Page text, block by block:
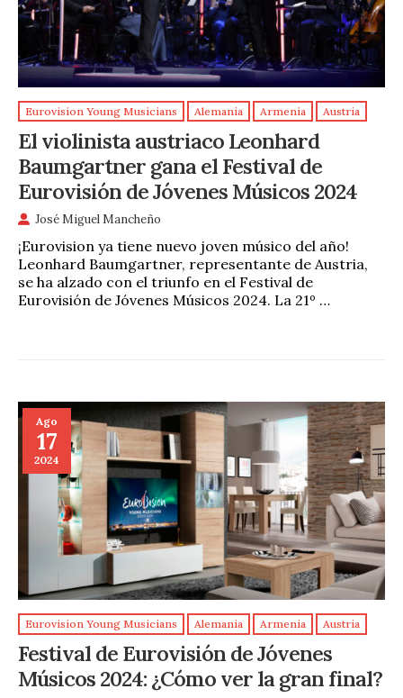
Eurovision Young Musicians Alemania Armenia Austria
El violinista austriaco Leonhard
Baumgartner gana el Festival de
Eurovisión de Jóvenes Músicos 2024
José Miguel Mancheño
¡Eurovision ya tiene nuevo joven músico del año!
Leonhard Baumgartner, representante de Austria,
se ha alzado con el triunfo en el Festival de
Eurovisión de Jóvenes Músicos 2024. La 21º …
Ago
17
2024
Eurovision Young Musicians Alemania Armenia Austria
Festival de Eurovisión de Jóvenes
Músicos 2024: ¿Cómo ver la gran final?